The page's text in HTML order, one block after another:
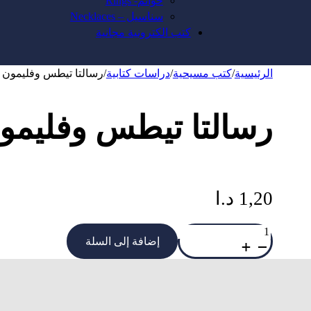
سناسيل – Necklaces
كتب الكترونية مجانية
الرئيسية/كتب مسيحية/دراسات كتابية/رسالتا تيطس وفليمون
رسالتا تيطس
1,20 د.ا
كمية
رسالتا
تيطس
وفليمون
إضافة إلى السلة